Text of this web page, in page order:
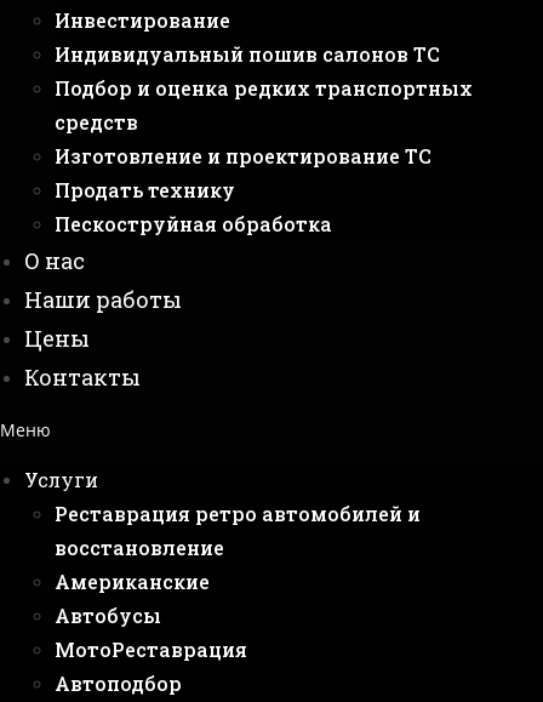
Инвестирование
Индивидуальный пошив салонов ТС
Подбор и оценка редких транспортных
средств
Изготовление и проектирование ТС
Продать технику
Пескоструйная обработка
О нас
Наши работы
Цены
Контакты
Меню
Услуги
Реставрация ретро автомобилей и
восстановление
Американские
Автобусы
МотоРеставрация
Автоподбор